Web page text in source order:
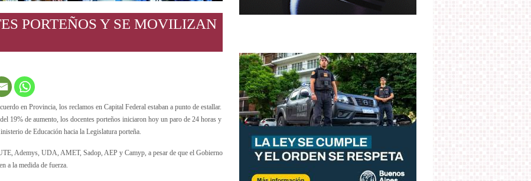
PORTEÑOS Y SE MOVILIZAN
en Provincia, los reclamos en Capital Federal estaban a punto de estallar.
19% de aumento, los docentes porteños iniciaron hoy un paro de 24 horas y
de Educación hacia la Legislatura porteña.
Ademys, UDA, AMET, Sadop, AEP y Camyp, a pesar de que el Gobierno
a la medida de fuerza.